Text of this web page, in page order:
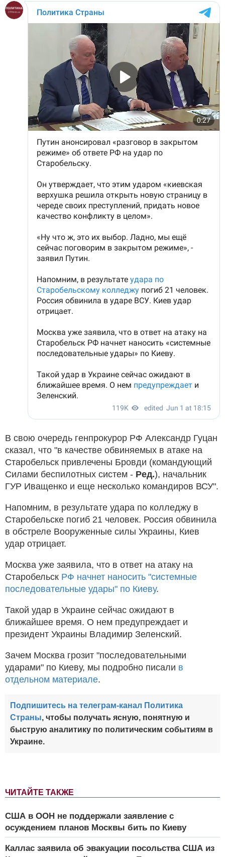
ЧИТАЙТЕ ТАКЖЕ
США в ООН не поддержали заявление с
осуждением планов Москвы бить по Киеву
Каллас заявила об эвакуации посольства США из
В свою очередь генпрокурор РФ Александр Гуцан
сказал, что "в качестве обвиняемых в атаке на
Старобельск привлечены Бровди (командующий
Силами беспилотных систем - Ред.), начальник
ГУР Иващенко и еще несколько командиров ВСУ".
Напомним, в результате удара по колледжу в
Старобельске погиб 21 человек. Россия обвинила
в обстреле Вооруженные силы Украины, Киев
удар отрицает.
Москва уже заявила, что в ответ на атаку на
Старобельск РФ начнет наносить "системные
последовательные удары" по Киеву.
Такой удар в Украине сейчас ожидают в
ближайшее время. О нем предупреждает и
президент Украины Владимир Зеленский.
Зачем Москва грозит "последовательными
ударами" по Киеву, мы подробно писали в
отдельном материале.
Подпишитесь на телеграм-канал Политика
Страны, чтобы получать ясную, понятную и
быструю аналитику по политическим событиям в
Украине.